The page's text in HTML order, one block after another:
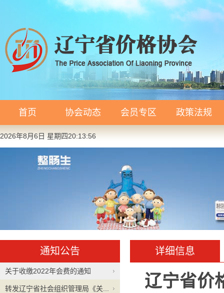
首页 协会动态 会员专区 政策法规
2026年8月6日 星期四20:13:57
通知公告
关于收缴2022年会费的通知
转发辽宁省社会组织管理局《关...
详细信息
辽宁省价